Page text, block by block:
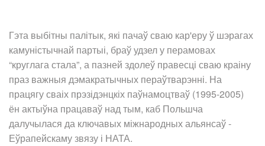
Гэта выбітны палітык, які пачаў сваю кар'еру ў шэрагах
камуністычнай партыі, браў удзел у перамовах
“круглага стала”, а пазней здолеў правесці сваю краіну
праз важныя дэмакратычных пераўтварэнні. На
працягу сваіх прэзідэнцкіх паўнамоцтваў (1995-2005)
ён актыўна працаваў над тым, каб Польшча
далучылася да ключавых міжнародных альянсаў -
Еўрапейскаму звязу і НАТА.